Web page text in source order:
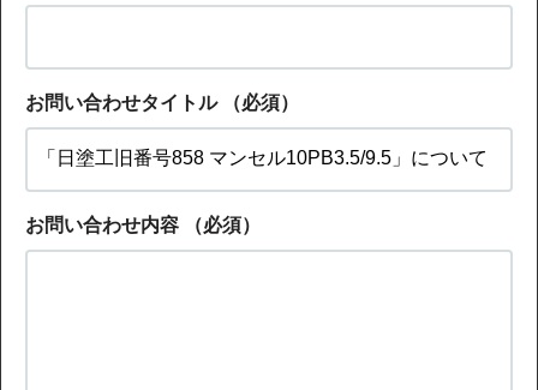
お問い合わせタイトル （必須）
お問い合わせ内容 （必須）